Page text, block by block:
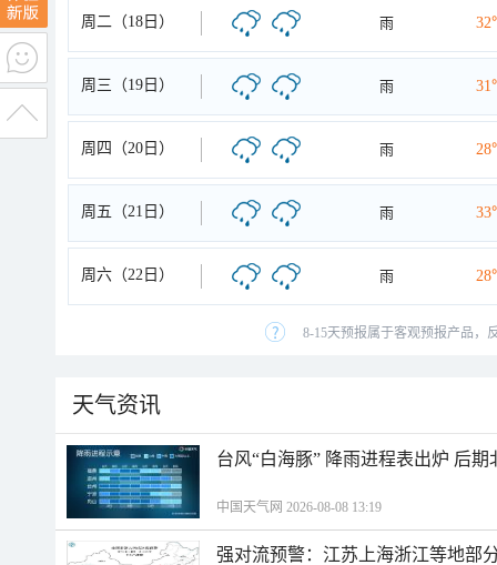
周二（18日） 雨
周三（19日） 雨
周四（20日） 雨
周五（21日） 雨
周六（22日） 雨
8-15天预报属于客观预报产品，
天气资讯
台风“白海豚” 降雨进程表出炉 后
中国天气网 2026-08-08 13:19
强对流预警：江苏上海浙江等地部